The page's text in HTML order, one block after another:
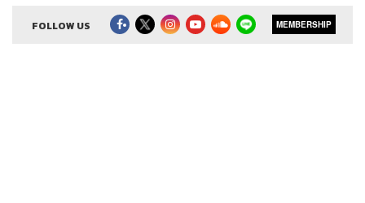
ผ่านแอปพลิเคชันต่างๆ ที่คุณสะดวกหรือใช้อยู่แล้วได้เลย
FOLLOW US MEMBERSHIP